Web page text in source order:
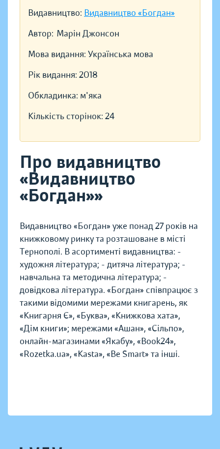
Видавництво: Видавництво «Богдан»
Автор: Марін Джонсон
Мова видання: Українська мова
Рік видання: 2018
Обкладинка: м'яка
Кількість сторінок: 24
Про видавництво
«Видавництво
«Богдан»»
Видавництво «Богдан» уже понад 27 років на
книжковому ринку та розташоване в місті
Тернополі. В асортименті видавництва: -
художня література; - дитяча література; -
навчальна та методична література; -
довідкова література. «Богдан» співпрацює з
такими відомими мережами книгарень, як
«Книгарня Є», «Буква», «Книжкова хата»,
«Дім книги»; мережами «Ашан», «Сільпо»,
онлайн-магазинами «Якабу», «Book24»,
«Rozetka.ua», «Kasta», «Be Smart» та інші.